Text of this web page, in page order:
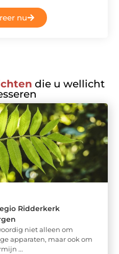
nu
die u wellicht
Ridderkerk
niet alleen om
apparaten, maar ook om
...